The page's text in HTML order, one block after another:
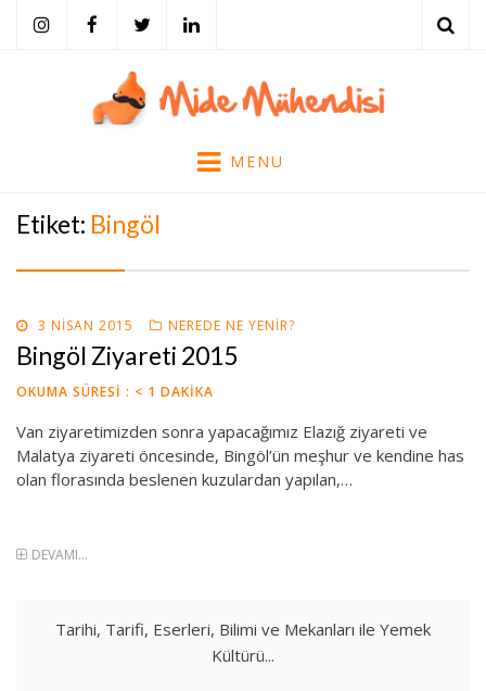
ARA
Mide Mühendisi
Tarihi, Tarifi, Eserleri, Bilimi ve Mekanları ile Yemek Kültürü…
MENU
Etiket: Bingöl
POSTED
ON
3 NISAN 2015 NEREDE NE YENIR?
Bingöl Ziyareti 2015
OKUMA SÜRESI : < 1 DAKIKA
Van ziyaretimizden sonra yapacağımız Elazığ ziyareti ve
Malatya ziyareti öncesinde, Bingöl’ün meşhur ve kendine has
olan florasında beslenen kuzulardan yapılan,…
DEVAMI...
Tarihi, Tarifi, Eserleri, Bilimi ve Mekanları ile Yemek
Kültürü...